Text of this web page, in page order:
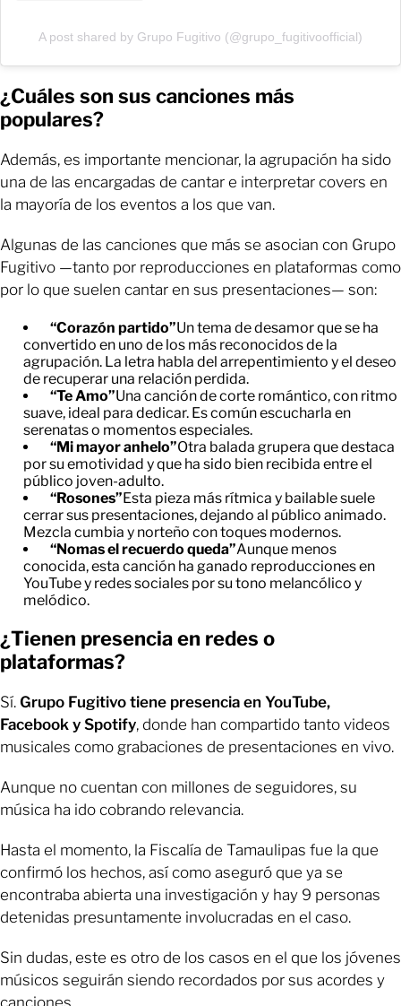
A post shared by Grupo Fugitivo (@grupo_fugitivoofficial)
¿Cuáles son sus canciones más
populares?
Además, es importante mencionar, la agrupación ha sido
una de las encargadas de cantar e interpretar covers en
la mayoría de los eventos a los que van.
Algunas de las canciones que más se asocian con Grupo
Fugitivo —tanto por reproducciones en plataformas como
por lo que suelen cantar en sus presentaciones— son:
“Corazón partido”Un tema de desamor que se ha
convertido en uno de los más reconocidos de la
agrupación. La letra habla del arrepentimiento y el deseo
de recuperar una relación perdida.
“Te Amo”Una canción de corte romántico, con ritmo
suave, ideal para dedicar. Es común escucharla en
serenatas o momentos especiales.
“Mi mayor anhelo”Otra balada grupera que destaca
por su emotividad y que ha sido bien recibida entre el
público joven-adulto.
“Rosones”Esta pieza más rítmica y bailable suele
cerrar sus presentaciones, dejando al público animado.
Mezcla cumbia y norteño con toques modernos.
“Nomas el recuerdo queda”Aunque menos
conocida, esta canción ha ganado reproducciones en
YouTube y redes sociales por su tono melancólico y
melódico.
¿Tienen presencia en redes o
plataformas?
Sí. Grupo Fugitivo tiene presencia en YouTube,
Facebook y Spotify, donde han compartido tanto videos
musicales como grabaciones de presentaciones en vivo.
Aunque no cuentan con millones de seguidores, su
música ha ido cobrando relevancia.
Hasta el momento, la Fiscalía de Tamaulipas fue la que
confirmó los hechos, así como aseguró que ya se
encontraba abierta una investigación y hay 9 personas
detenidas presuntamente involucradas en el caso.
Sin dudas, este es otro de los casos en el que los jóvenes
músicos seguirán siendo recordados por sus acordes y
canciones.